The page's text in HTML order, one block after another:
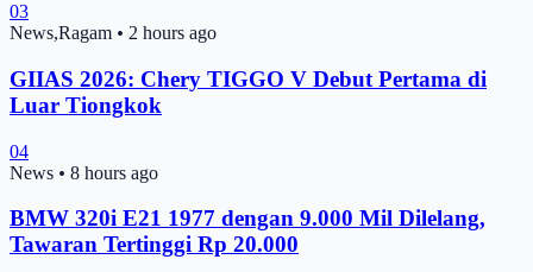
03
News,Ragam • 2 hours ago
GIIAS 2026: Chery TIGGO V Debut Pertama di
Luar Tiongkok
04
News • 8 hours ago
BMW 320i E21 1977 dengan 9.000 Mil Dilelang,
Tawaran Tertinggi Rp 20.000